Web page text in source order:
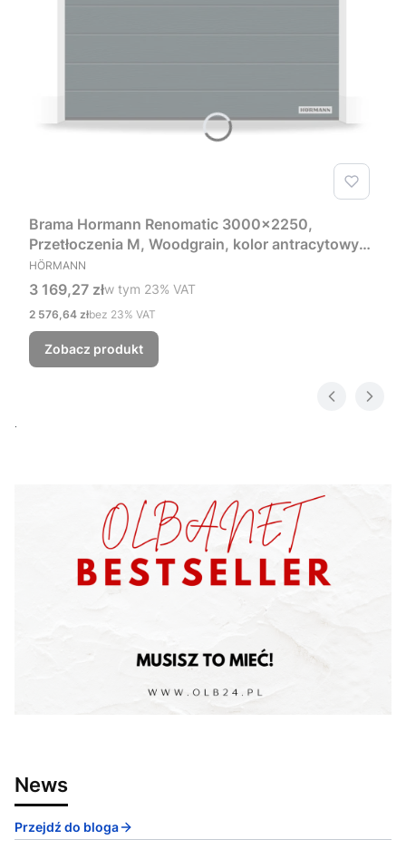
Brama Hormann Renomatic 3000x2250,
Przetłoczenia M, Woodgrain, kolor antracytowy
RAL 7016 + Prowadzenie Z
PRODUCENT
HÖRMANN
Cena brutto
3 169,27 złw tym %s VAT
w tym 23% VAT
Cena netto
2 576,64 złbez 23% VAT
Zobacz produkt
News
Przejdź do bloga